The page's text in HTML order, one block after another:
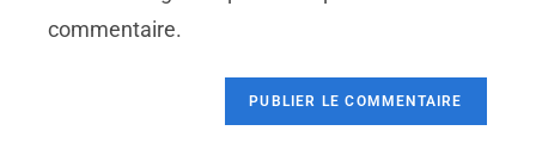
commentaire.